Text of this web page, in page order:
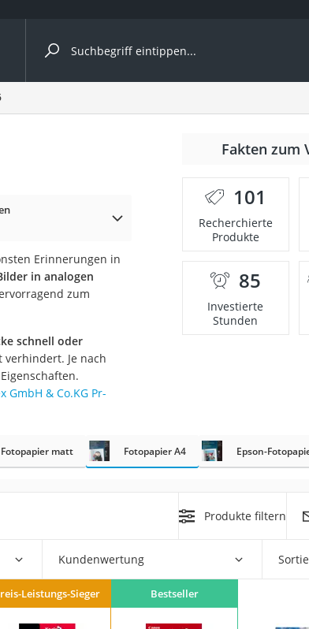
nach Kategorie
4
Erinnerungen in
in analogen
zum
schnell oder
Je nach
GmbH & Co.KG Pr-
Fakten zum
101
Recherchierte
Produkte
85
Investierte
Stunden
Fotopapier matt Fotopapier A4 Epson-
Produkte filtern
Kundenwertung
Leistungs-Sieger Bestseller